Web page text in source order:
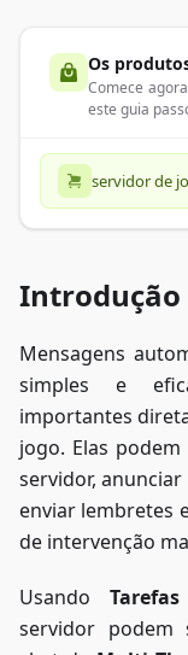
Os
Comece
este guia
servidor de
Introdução
Mensagens
simples e
importantes
jogo. Elas
servidor,
enviar lembretes
de intervenção
Usando
servidor podem